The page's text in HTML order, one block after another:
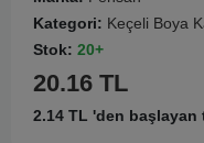
Kategori: Keçeli Boya
Stok: 20+
20.16 TL
2.14 TL 'den başlayan